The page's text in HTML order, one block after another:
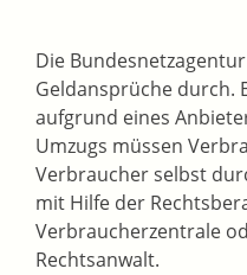
Die
Geldansprüche durch.
aufgrund eines
Umzugs müssen
Verbraucher selbst
mit Hilfe der
Verbraucherzentrale
Rechtsanwalt.